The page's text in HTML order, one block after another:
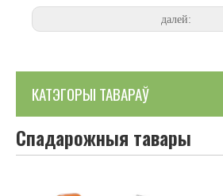
далей:
КАТЭГОРЫІ ТАВАРАЎ
Спадарожныя тавары